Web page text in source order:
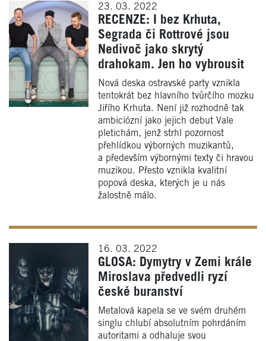
23. 03. 2022
RECENZE: I bez Krhuta,
Segrada či Rottrové jsou
Nedivoč jako skrytý
drahokam. Jen ho vybrousit
Nová deska ostravské party vznikla
tentokrát bez hlavního tvůrčího mozku
Jiřího Krhuta. Není již rozhodně tak
ambiciózní jako jejich debut Vale
pletichám, jenž strhl pozornost
přehlídkou výborných muzikantů,
a především výbornými texty či hravou
muzikou. Přesto vznikla kvalitní
popová deska, kterých je u nás
žalostně málo.
16. 03. 2022
GLOSA: Dymytry v Zemi krále
Miroslava předvedli ryzí
české buranství
Metalová kapela se ve svém druhém
singlu chlubí absolutním pohrdáním
autoritami a odhaluje svou